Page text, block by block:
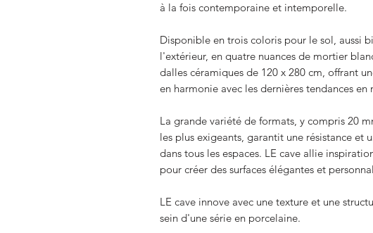
à la fois contemporaine et intemporelle.
Disponible en trois coloris pour le sol, aussi
l'extérieur, en quatre nuances de mortier
dalles céramiques de 120 x 280 cm, offrant
en harmonie avec les dernières tendances
La grande variété de formats, y compris 20
les plus exigeants, garantit une résistance et
dans tous les espaces. LE cave allie
pour créer des surfaces élégantes et
LE cave innove avec une texture et une
sein d'une série en porcelaine.